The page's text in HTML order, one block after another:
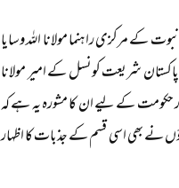
مرکزی راہنما مولانا اللہ وسایا
شریعت کونسل کے امیر مولانا
حکومت کے لیے ان کا مشورہ یہ ہے کہ
نے بھی اسی قسم کے جذبات کا اظہار